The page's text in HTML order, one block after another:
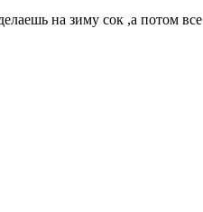
на зиму сок ,а потом все